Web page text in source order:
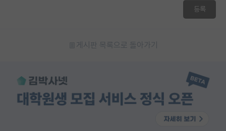
등록
게시판 목록으로 돌아가기